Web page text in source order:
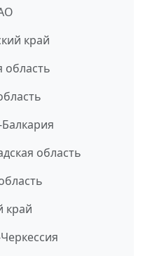
край
область
область
край